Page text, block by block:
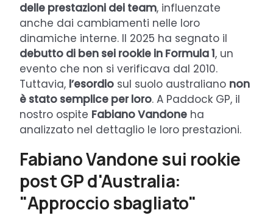
delle prestazioni dei team, influenzate
anche dai cambiamenti nelle loro
dinamiche interne. Il 2025 ha segnato il
debutto di ben sei rookie in Formula 1, un
evento che non si verificava dal 2010.
Tuttavia, l’esordio sul suolo australiano non
è stato semplice per loro. A Paddock GP, il
nostro ospite Fabiano Vandone ha
analizzato nel dettaglio le loro prestazioni.
Fabiano Vandone sui rookie
post GP d'Australia:
"Approccio sbagliato"